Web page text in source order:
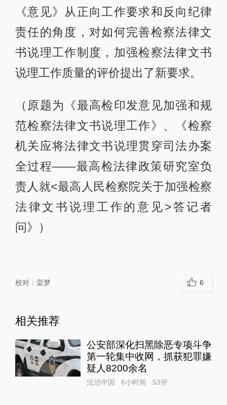
《意见》从正向工作要求和反向纪律
责任的角度，对如何完善检察法律文
书说理工作制度，加强检察法律文书
说理工作质量的评价提出了新要求。
（原题为《最高检印发意见加强和规
范检察法律文书说理工作》、《检察
机关应将法律文书说理贯穿司法办案
全过程——最高检法律政策研究室负
责人就<最高人民检察院关于加强检察
法律文书说理工作的意见>答记者
问》）
校对： 栾梦 6
相关推荐
公安部深化扫黑除恶专项斗争
第一轮集中收网，抓获犯罪嫌
疑人8200余名
法治中国 6小时前 53评